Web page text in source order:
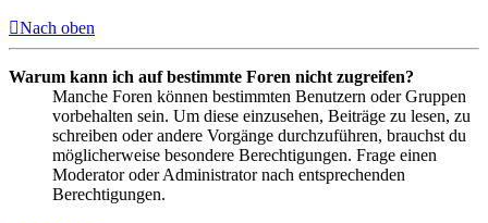
Nach oben
Warum kann ich auf bestimmte Foren nicht zugreifen?
Manche Foren können bestimmten Benutzern oder Gruppen
vorbehalten sein. Um diese einzusehen, Beiträge zu lesen, zu
schreiben oder andere Vorgänge durchzuführen, brauchst du
möglicherweise besondere Berechtigungen. Frage einen
Moderator oder Administrator nach entsprechenden
Berechtigungen.